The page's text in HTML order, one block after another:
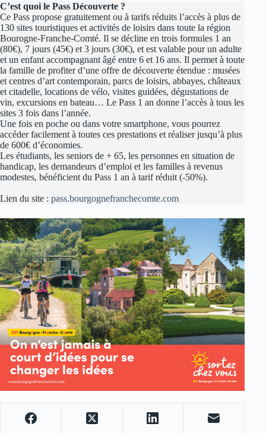
C’est quoi le Pass Découverte ?
Ce Pass propose gratuitement ou à tarifs réduits l’accès à plus de
130 sites touristiques et activités de loisirs dans toute la région
Bourogne-Franche-Comté. Il se décline en trois formules 1 an
(80€), 7 jours (45€) et 3 jours (30€), et est valable pour un adulte
et un enfant accompagnant âgé entre 6 et 16 ans. Il permet à toute
la famille de profiter d’une offre de découverte étendue : musées
et centres d’art contemporain, parcs de loisirs, abbayes, châteaux
et citadelle, locations de vélo, visites guidées, dégustations de
vin, excursions en bateau… Le Pass 1 an donne l’accès à tous les
sites 3 fois dans l’année.
Une fois en poche ou dans votre smartphone, vous pourrez
accéder facilement à toutes ces prestations et réaliser jusqu’à plus
de 600€ d’économies.
Les étudiants, les seniors de + 65, les personnes en situation de
handicap, les demandeurs d’emploi et les familles à revenus
modestes, bénéficient du Pass 1 an à tarif réduit (-50%).
Lien du site : pass.bourgognefranchecomte.com